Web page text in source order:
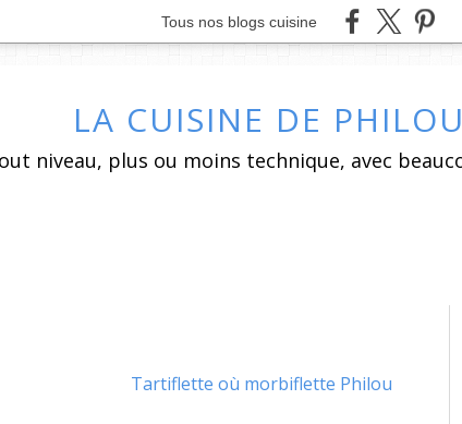
Tous nos blogs cuisine
LA CUISINE DE PHILOU
Tartiflette où morbiflette Philou